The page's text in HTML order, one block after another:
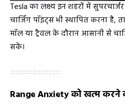
Tesla का लक्ष्य इन शहरों में
चार्जिंग पॉइंट्स भी स्थापित करना
मॉल या ट्रैवल के दौरान आसानी से
सकें।
Range Anxiety को खत्म करने